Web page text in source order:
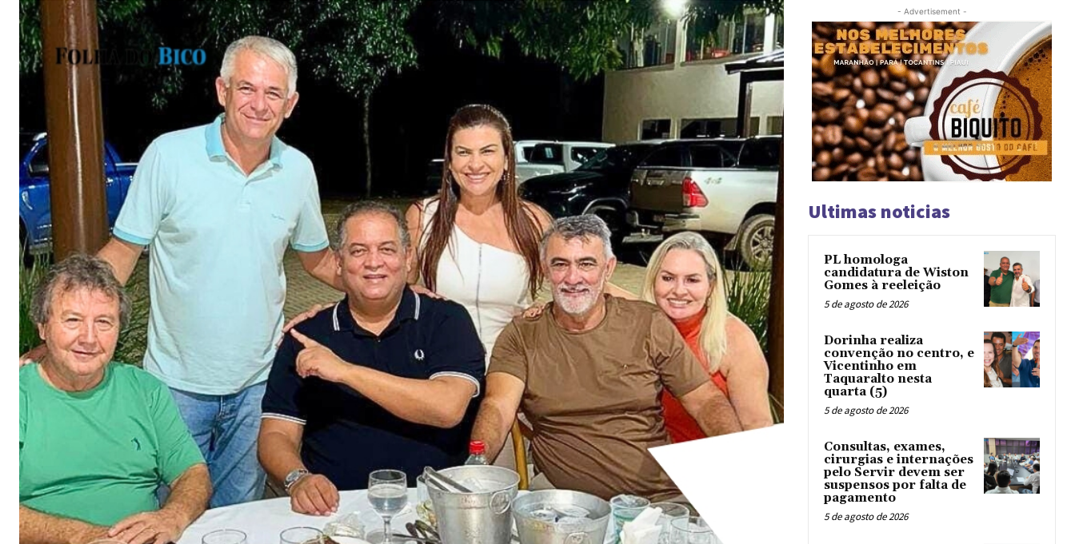
- Advertisement -
Ultimas noticias
PL homologa
candidatura de Wiston
Gomes à reeleição
5 de agosto de 2026
Dorinha realiza
convenção no centro, e
Vicentinho em
Taquaralto nesta
quarta (5)
5 de agosto de 2026
Consultas, exames,
cirurgias e internações
pelo Servir devem ser
suspensos por falta de
pagamento
5 de agosto de 2026